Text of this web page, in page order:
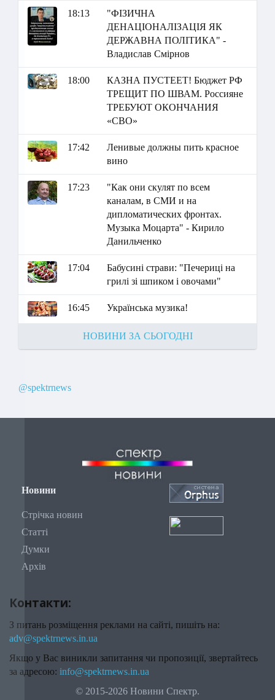
18:13
"ФІЗИЧНА
ДЕНАЦІОНАЛІЗАЦІЯ ЯК
ДЕРЖАВНА ПОЛІТИКА" -
Владислав Смірнов
18:00
КАЗНА ПУСТЕЕТ! Бюджет РФ
ТРЕЩИТ ПО ШВАМ. Россияне
ТРЕБУЮТ ОКОНЧАНИЯ
«СВО»
17:42
Ленивые должны пить красное
вино
17:23
"Как они скулят по всем
каналам, в СМИ и на
дипломатических фронтах.
Музыка Моцарта" - Кирило
Данильченко
17:04
Бабусині страви: "Печериці на
грилі зі шпиком і овочами"
16:45 Українська музика!
НОВИНИ ЗА СЬОГОДНІ
@spektrnews
Новини
Стрічка новин
Статті
Думки
Архів
Контакти:
З питань розміщення реклами на сайті, пишіть на:
adv@spektrnews.in.ua
Якщо у Вас виникли запитання чи пропозиції, звертайтесь
за адресою: info@spektrnews.in.ua
© 2015-2026 Новини Спектр.